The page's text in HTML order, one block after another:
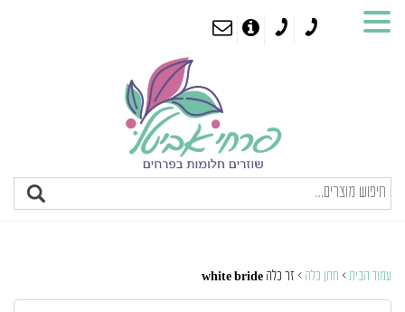
עמוד הבית > חתן כלה > זר כלה white bride